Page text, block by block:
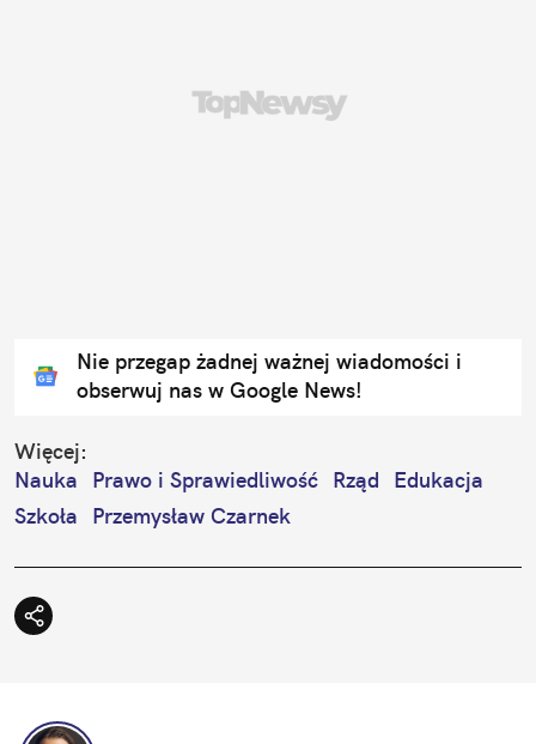
Nie przegap żadnej ważnej wiadomości i
obserwuj nas w Google News!
Więcej:
Nauka
Prawo i Sprawiedliwość Rząd
Edukacja
Szkoła
Przemysław Czarnek